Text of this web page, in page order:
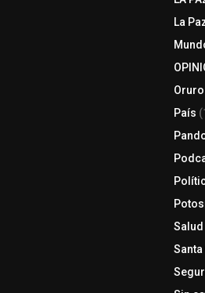
La
Oruro
País
Salud
Santa